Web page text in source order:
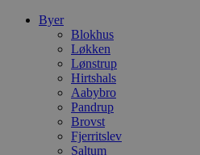
Byer
Blokhus
Løkken
Lønstrup
Hirtshals
Aabybro
Pandrup
Brovst
Fjerritslev
Saltum